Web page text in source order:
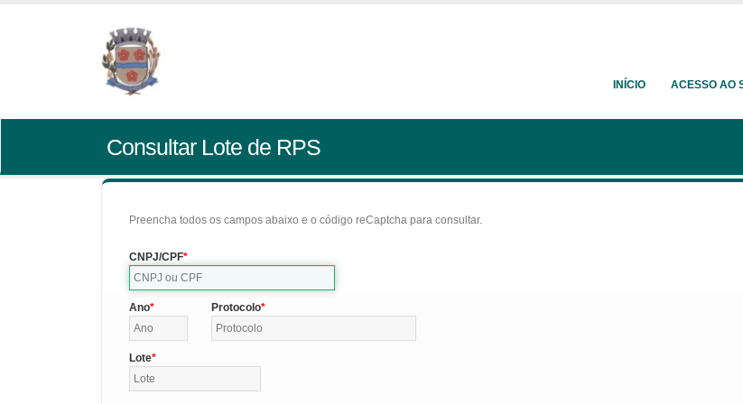
INÍCIO ACESSO AO
Consultar Lote de RPS
Preencha todos os campos abaixo e o código reCaptcha para consultar.
CNPJ/CPF
Ano Protocolo
Lote